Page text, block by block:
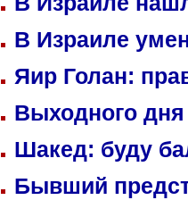
В Израиле
Яир Голан:
Выходного
Шакед: буду
Бывший